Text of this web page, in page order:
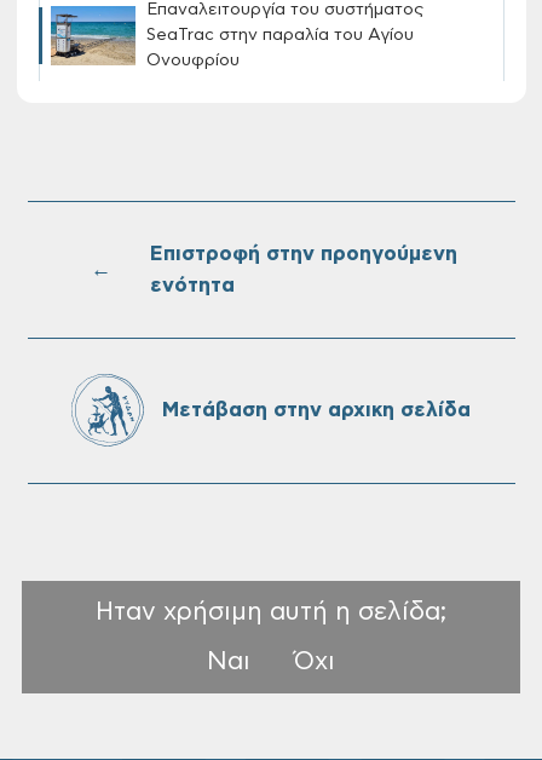
Επαναλειτουργία του συστήματος
SeaTrac στην παραλία του Αγίου
Ονουφρίου
πίνακες της προκήρυξης ΣΟΧ 3/2026 του
πρόσληψη προσωπικού με σχέση
σχολικών μονάδων
←
Επιστροφή στην προηγούμενη
ενότητα
Μετάβαση στην αρχικη σελίδα
Ηταν χρήσιμη αυτή η σελίδα;
Ναι
Όχι